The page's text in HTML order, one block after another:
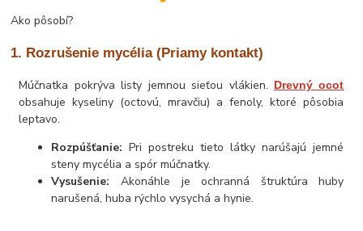
Ako pôsobí?
1. Rozrušenie mycélia (Priamy kontakt)
Múčnatka pokrýva listy jemnou sieťou vlákien. Drevný ocot
obsahuje kyseliny (octovú, mravčiu) a fenoly, ktoré pôsobia
leptavo.
Rozpúšťanie: Pri postreku tieto látky narúšajú jemné
steny mycélia a spór múčnatky.
Vysušenie: Akonáhle je ochranná štruktúra huby
narušená, huba rýchlo vysychá a hynie.